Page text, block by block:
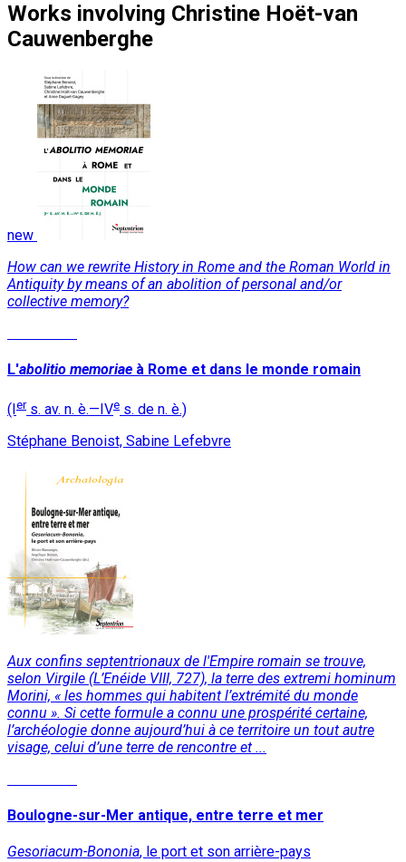
Works involving Christine Hoët-van
Cauwenberghe
new
How can we rewrite History in Rome and the Roman World in
Antiquity by means of an abolition of personal and/or
collective memory?
L'abolitio memoriae à Rome et dans le monde romain
(Iers. av. n. è.—IVe s. de n. è.)
Stéphane Benoist, Sabine Lefebvre
Aux confins septentrionaux de l'Empire romain se trouve,
selon Virgile (L’Enéide VIII, 727), la terre des extremi hominum
Morini, « les hommes qui habitent l’extrémité du monde
connu ». Si cette formule a connu une prospérité certaine,
l’archéologie donne aujourd’hui à ce territoire un tout autre
visage, celui d’une terre de rencontre et ...
Boulogne-sur-Mer antique, entre terre et mer
Gesoriacum-Bononia, le port et son arrière-pays